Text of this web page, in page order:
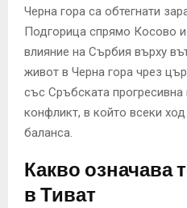
Черна гора са обтегнати
Подгорица спрямо Косово
влияние на Сърбия върху
живот в Черна гора чрез
със Сръбската прогресивна
конфликт, в който всеки
баланса.
Какво означава
в Тиват